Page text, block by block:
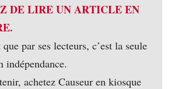
DE LIRE UN ARTICLE EN
par ses lecteurs, c’est la seule
indépendance.
achetez Causeur en kiosque